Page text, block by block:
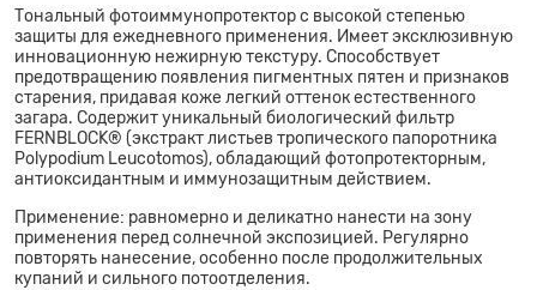
Тональный фотоиммунопротектор с высокой степенью
защиты для ежедневного применения. Имеет эксклюзивную
инновационную нежирную текстуру. Способствует
предотвращению появления пигментных пятен и признаков
старения, придавая коже легкий оттенок естественного
загара. Содержит уникальный биологический фильтр
FERNBLOCK® (экстракт листьев тропического папоротника
Polypodium Leucotomos), обладающий фотопротекторным,
антиоксидантным и иммунозащитным действием.
Применение: равномерно и деликатно нанести на зону
применения перед солнечной экспозицией. Регулярно
повторять нанесение, особенно после продолжительных
купаний и сильного потоотделения.